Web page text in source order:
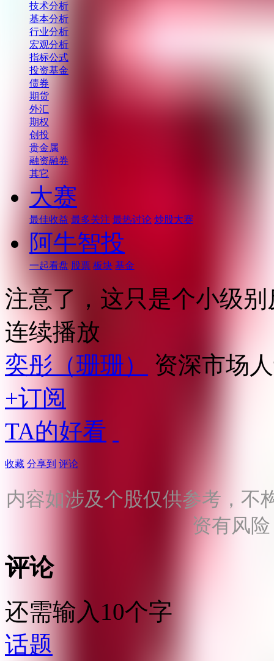
技术分析
基本分析
行业分析
宏观分析
指标公式
投资基金
债券
期货
外汇
期权
创投
贵金属
融资融券
其它
大赛
最佳收益 最多关注 最热讨论 炒股大赛
阿牛智投
一起看盘 股票 板块 基金
注意了，这只是个小级别
连续播放
奕彤（珊珊）
资深市场
+订阅
TA的好看
收藏 分享到 评论
内容如涉及个股仅供参考，不
资有风
评论
还需输入10个字
话题